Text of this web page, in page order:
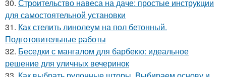
30. Строительство навеса на даче: простые инструкции
для самостоятельной установки
31. Как стелить линолеум на пол бетонный.
Подготовительные работы
32. Беседки с мангалом для барбекю: идеальное
решение для уличных вечеринок